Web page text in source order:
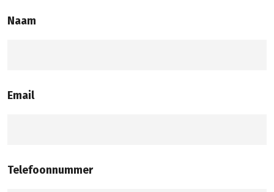
Naam
Email
Telefoonnummer